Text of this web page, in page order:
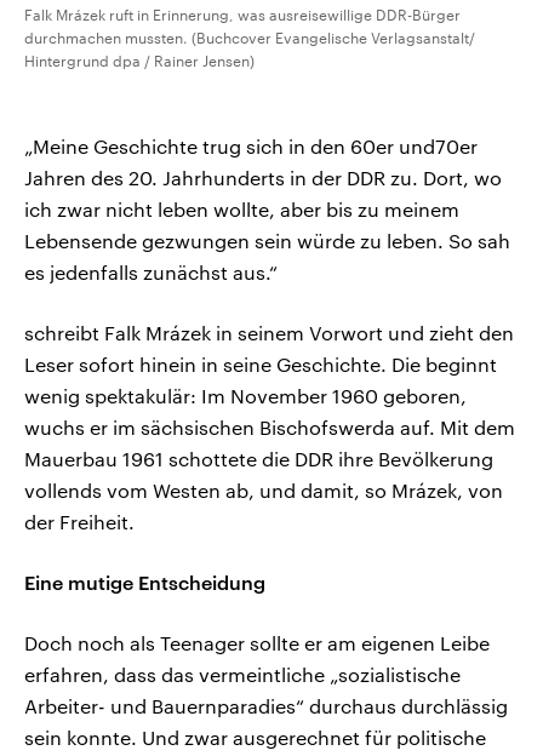
Falk Mrázek ruft in Erinnerung, was ausreisewillige DDR-Bürger
durchmachen mussten. (Buchcover Evangelische Verlagsanstalt/
Hintergrund dpa / Rainer Jensen)
„Meine Geschichte trug sich in den 60er und70er
Jahren des 20. Jahrhunderts in der DDR zu. Dort, wo
ich zwar nicht leben wollte, aber bis zu meinem
Lebensende gezwungen sein würde zu leben. So sah
es jedenfalls zunächst aus.“
schreibt Falk Mrázek in seinem Vorwort und zieht den
Leser sofort hinein in seine Geschichte. Die beginnt
wenig spektakulär: Im November 1960 geboren,
wuchs er im sächsischen Bischofswerda auf. Mit dem
Mauerbau 1961 schottete die DDR ihre Bevölkerung
vollends vom Westen ab, und damit, so Mrázek, von
der Freiheit.
Eine mutige Entscheidung
Doch noch als Teenager sollte er am eigenen Leibe
erfahren, dass das vermeintliche „sozialistische
Arbeiter- und Bauernparadies“ durchaus durchlässig
sein konnte. Und zwar ausgerechnet für politische